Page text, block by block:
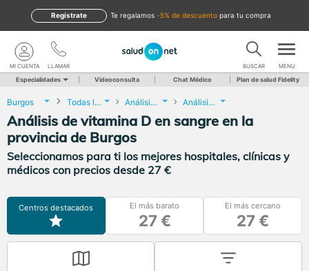
te regalamos -5% de descuento para tu compra
Regístrate
LLAMAR
MI CUENTA BUSCAR MENU
Especialidades Videoconsulta Chat Médico Plan de salud Fidelity
Burgos Todas las localidades Análisis Clínicos Análisis de vitamina D en sangre
Análisis de vitamina D en sangre en la
provincia de Burgos
Seleccionamos para ti los mejores hospitales, clínicas y
médicos con precios desde 27 €
Centros destacados El más barato
27 €
El más cercano
27 €